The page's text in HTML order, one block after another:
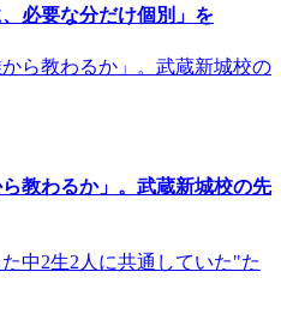
必要な分だけ個別」を
教わるか」。武蔵新城校の先